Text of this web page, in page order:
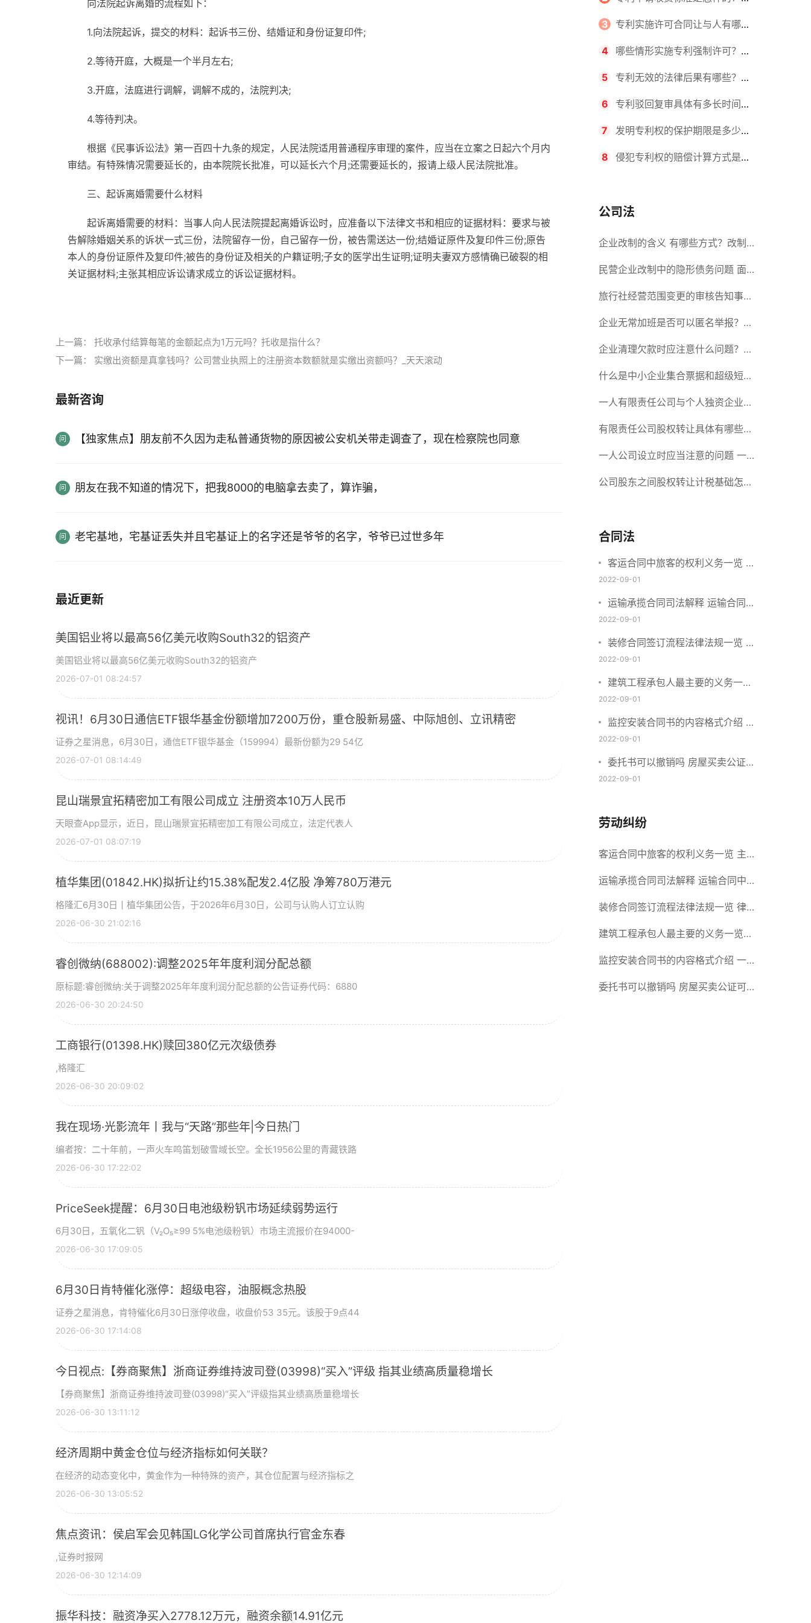
向法院起诉离婚的流程如下：
1.向法院起诉，提交的材料：起诉书三份、结婚证和身份证复印件;
2.等待开庭，大概是一个半月左右;
3.开庭，法庭进行调解，调解不成的，法院判决;
4.等待判决。
根据《民事诉讼法》第一百四十九条的规定，人民法院适用普通程序审理的案件，应当在立案之日起六个月内
审结。有特殊情况需要延长的，由本院院长批准，可以延长六个月;还需要延长的，报请上级人民法院批准。
三、起诉离婚需要什么材料
起诉离婚需要的材料：当事人向人民法院提起离婚诉讼时，应准备以下法律文书和相应的证据材料：要求与被
告解除婚姻关系的诉状一式三份，法院留存一份，自己留存一份，被告需送达一份;结婚证原件及复印件三份;原告
本人的身份证原件及复印件;被告的身份证及相关的户籍证明;子女的医学出生证明;证明夫妻双方感情确已破裂的相
关证据材料;主张其相应诉讼请求成立的诉讼证据材料。
上一篇： 托收承付结算每笔的金额起点为1万元吗？托收是指什么？
下一篇： 实缴出资额是真拿钱吗？公司营业执照上的注册资本数额就是实缴出资额吗？_天天滚动
最新咨询
【独家焦点】朋友前不久因为走私普通货物的原因被公安机关带走调查了，现在检察院也同意
朋友在我不知道的情况下，把我8000的电脑拿去卖了，算诈骗，
老宅基地，宅基证丢失并且宅基证上的名字还是爷爷的名字，爷爷已过世多年
最近更新
美国铝业将以最高56亿美元收购South32的铝资产
美国铝业将以最高56亿美元收购South32的铝资产
2026-07-01 08:24:57
视讯！6月30日通信ETF银华基金份额增加7200万份，重仓股新易盛、中际旭创、立讯精密
证券之星消息，6月30日，通信ETF银华基金（159994）最新份额为29 54亿
2026-07-01 08:14:49
昆山瑞景宜拓精密加工有限公司成立 注册资本10万人民币
天眼查App显示，近日，昆山瑞景宜拓精密加工有限公司成立，法定代表人
2026-07-01 08:07:19
植华集团(01842.HK)拟折让约15.38%配发2.4亿股 净筹780万港元
格隆汇6月30日丨植华集团公告，于2026年6月30日，公司与认购人订立认购
2026-06-30 21:02:16
睿创微纳(688002):调整2025年年度利润分配总额
原标题:睿创微纳:关于调整2025年年度利润分配总额的公告证券代码：6880
2026-06-30 20:24:50
工商银行(01398.HK)赎回380亿元次级债券
,格隆汇
2026-06-30 20:09:02
我在现场·光影流年丨我与“天路”那些年|今日热门
编者按：二十年前，一声火车鸣笛划破雪域长空。全长1956公里的青藏铁路
2026-06-30 17:22:02
PriceSeek提醒：6月30日电池级粉钒市场延续弱势运行
6月30日，五氧化二钒（V₂O₅≥99 5%电池级粉钒）市场主流报价在94000-
2026-06-30 17:09:05
6月30日肯特催化涨停：超级电容，油服概念热股
证券之星消息，肯特催化6月30日涨停收盘，收盘价53 35元。该股于9点44
2026-06-30 17:14:08
今日视点:【券商聚焦】浙商证券维持波司登(03998)“买入”评级 指其业绩高质量稳增长
【券商聚焦】浙商证券维持波司登(03998)“买入”评级指其业绩高质量稳增长
2026-06-30 13:11:12
经济周期中黄金仓位与经济指标如何关联？
在经济的动态变化中，黄金作为一种特殊的资产，其仓位配置与经济指标之
2026-06-30 13:05:52
焦点资讯：侯启军会见韩国LG化学公司首席执行官金东春
,证券时报网
2026-06-30 12:14:09
振华科技：融资净买入2778.12万元，融资余额14.91亿元
请不同类型的专利所需要的钱不同
3 专利实施许可合同让与人有哪些
主要义务？专利实施许可合同与专利
许可合同有什么区别？
4 哪些情形实施专利强制许可？专
利强制许可的前提条件是什么？
5 专利无效的法律后果有哪些？专
利的无效情形有哪些？
6 专利驳回复审具体有多长时间？
哪些情况下专利申请可能被驳回？
7 发明专利权的保护期限是多少
年？非专利发明人是否有专利申请
8 侵犯专利权的赔偿计算方式是什
间？
公司法
企业改制的含义 有哪些方式？改制
后国企员工属于什么性质？
民营企业改制中的隐形债务问题 面
对隐形债务问题应该如何解决？
旅行社经营范围变更的审核告知事项
旅游业的发展现状和趋势
企业无常加班是否可以匿名举报？强
制加班公司没有加班费怎么办？
企业清理欠款时应注意什么问题？企
业短期借款需要注意哪些事项？
什么是中小企业集合票据和超级短期
融资券？一起来了解一下吧！
一人有限责任公司与个人独资企业的
区别 这些知识你都知道吗？
有限责任公司股权转让具体有哪些形
式？来了解下这五种形式
一人公司设立时应当注意的问题 一
人公司的特征
公司股东之间股权转让计税基础怎么
合什么要件？
合同法
客运合同中旅客的权利义务一览 主
要包括这些内容
2022-09-01
运输承揽合同司法解释 运输合同中
承运人的义务有哪些
2022-09-01
装修合同签订流程法律法规一览 律
师解答
2022-09-01
建筑工程承包人最主要的义务一览
承包合同内容介绍
2022-09-01
监控安装合同书的内容格式介绍 一
般包括这些条款
2022-09-01
委托书可以撤销吗 房屋买卖公证可
否撤销
2022-09-01
劳动纠纷
客运合同中旅客的权利义务一览 主
要包括这些内容
运输承揽合同司法解释 运输合同中
承运人的义务有哪些
装修合同签订流程法律法规一览 律
师解答
建筑工程承包人最主要的义务一览
承包合同内容介绍
监控安装合同书的内容格式介绍 一
般包括这些条款
委托书可以撤销吗 房屋买卖公证可